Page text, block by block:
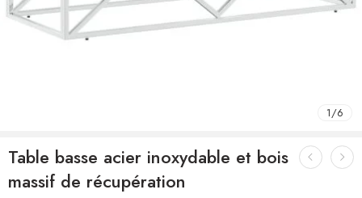
1/6
Table basse acier inoxydable et bois
massif de récupération